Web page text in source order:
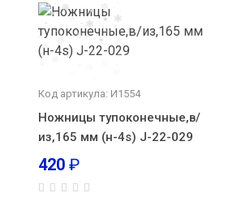
Код артикула: И1554
Ножницы тупоконечные,в/
из,165 мм (н-4s) J-22-029
420 ₽